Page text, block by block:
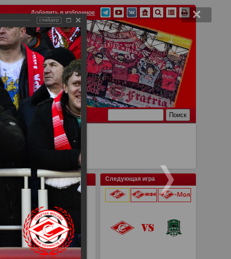
Добавить в избранное
Связь
Следующая игра
слайдер